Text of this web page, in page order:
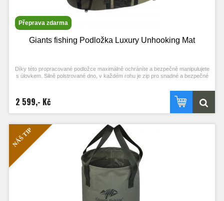
Přeprava zdarma
Giants fishing Podložka Luxury Unhooking Mat
Díky této propracované podložce maximálně ochráníte a bezpečně manipulujete
s úlovkem. Silně polstrované dno, v každém rohu je zip pro snadné a bezpečné
- Odklopný vrchní kryt, který má uprostřed pogumovanou síťovinou
- Dlouhý dvojitý popruh s měkčeným madlem pro snadné přenášení
- Ve spodní části jsou čtyři očka pro možnost ukotvení kolíky
- Rozměry: 120 x 60 x 26 cm
- Hmotnost: 3,3 kg
Barva: zelená
2 599,- Kč
NÁŠ TIP